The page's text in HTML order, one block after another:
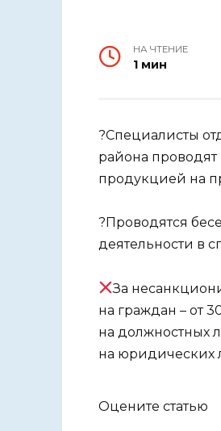
НА ЧТЕНИЕ
1 мин
?Специалисты
района
продукцией на
?Проводятся
деятельности в
За
на граждан – от
на должностных
на юридических
Оцените статью